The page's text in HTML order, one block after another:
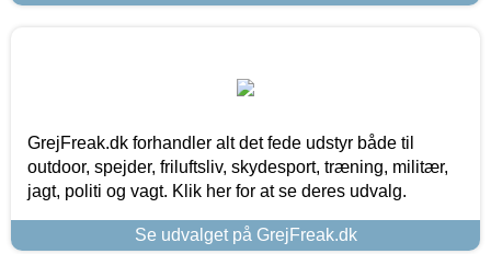
GrejFreak.dk forhandler alt det fede udstyr både til
outdoor, spejder, friluftsliv, skydesport, træning, militær,
jagt, politi og vagt. Klik her for at se deres udvalg.
Se udvalget på GrejFreak.dk